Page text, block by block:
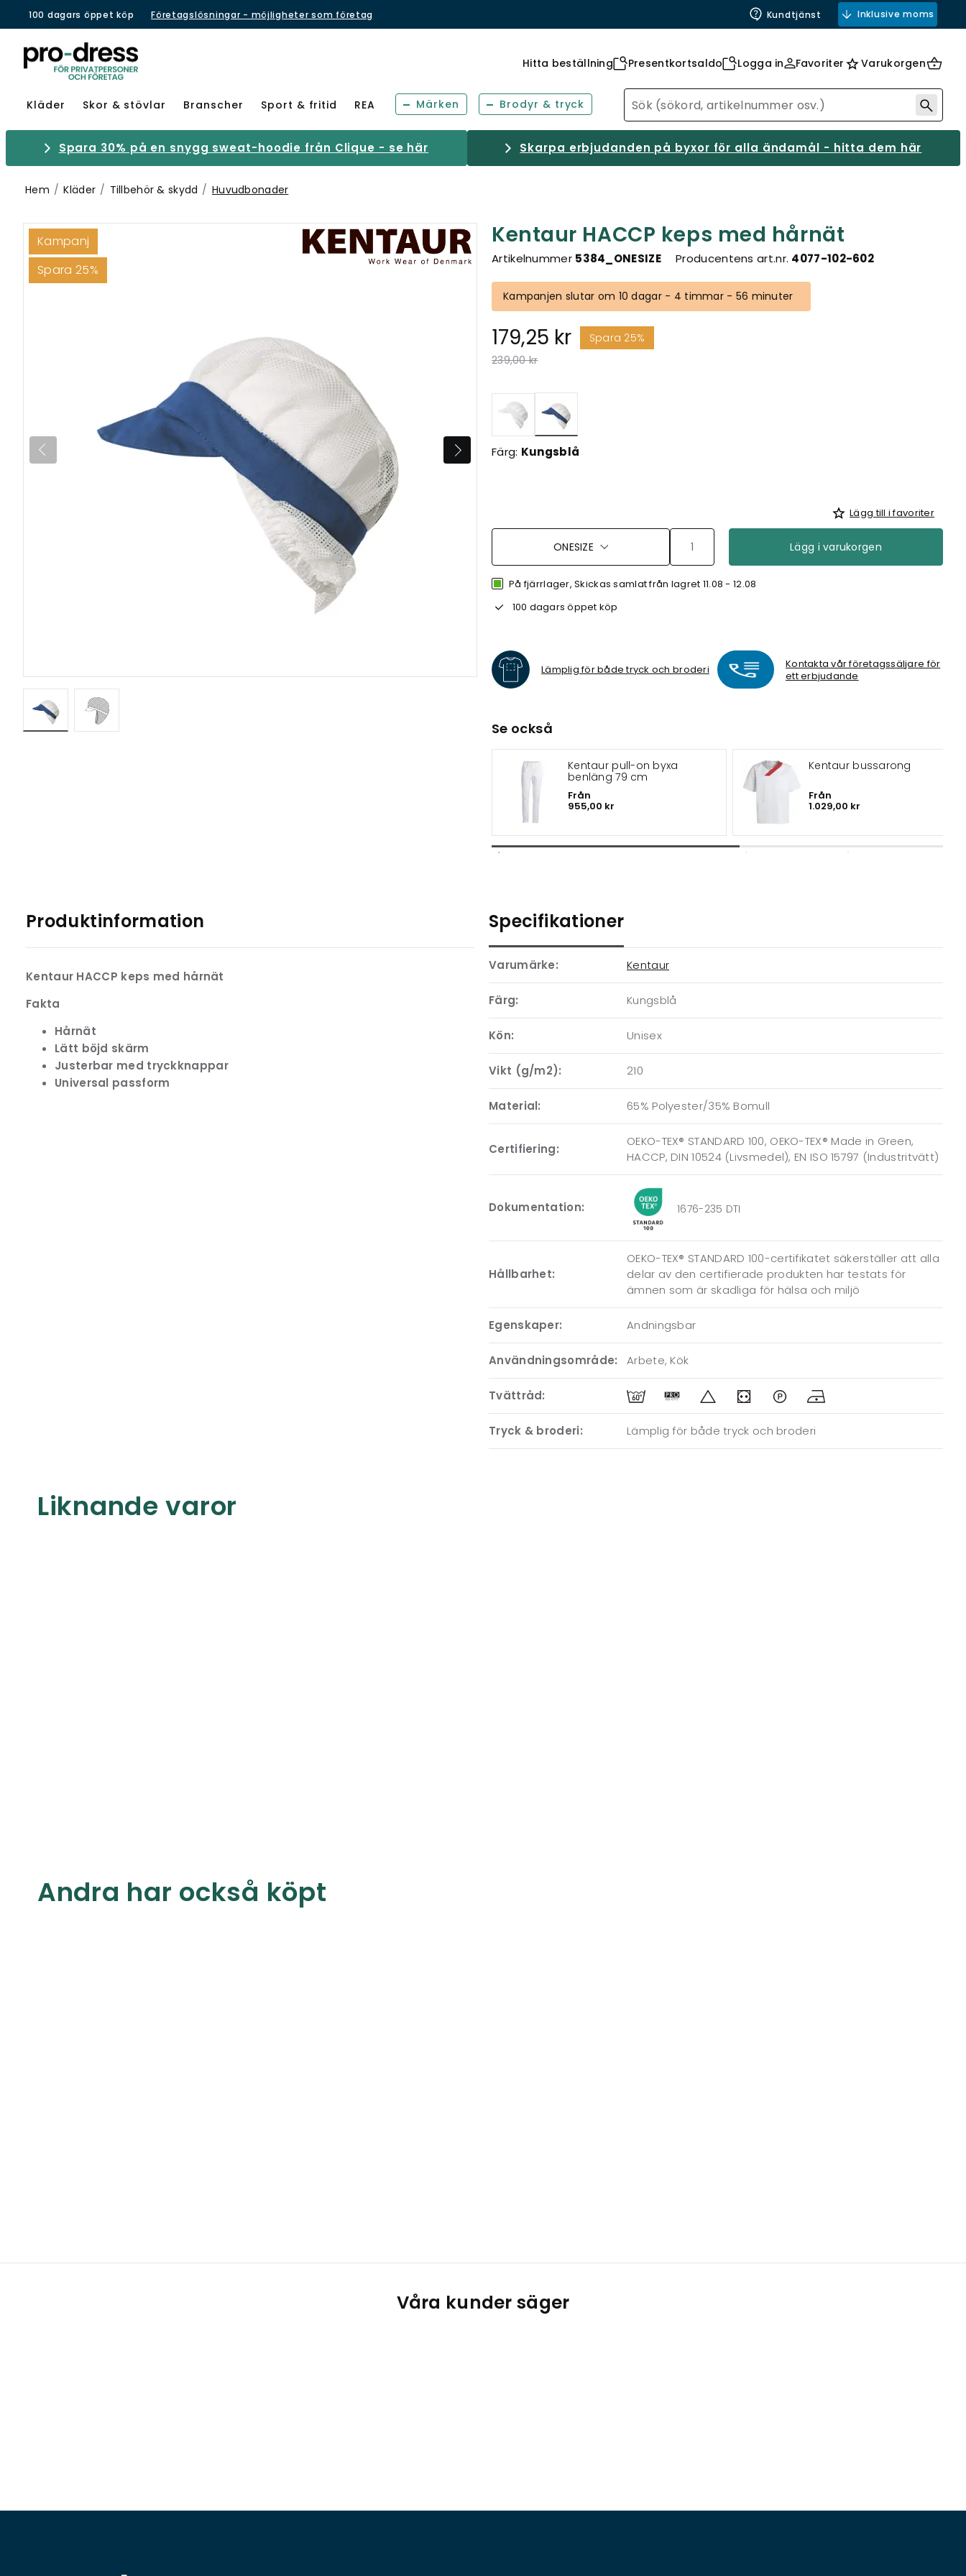
100 dagars öppet köp Företagslösningar - möjligheter som företag Kundtjänst Inklusive moms
Hitta beställning Presentkortsaldo Logga in Favoriter Varukorgen
Kläder Skor & stövlar Branscher Sport & fritid REA Märken Brodyr & tryck
Spara 30% på en snygg sweat-hoodie från Clique - se här Skarpa erbjudanden på byxor för alla ändamål - hitta dem här
Hem Kläder Tillbehör & skydd Huvudbonader
Kampanj
Spara 25%
Kentaur HACCP keps med hårnät
Artikelnummer 5384_ONESIZE Producentens art.nr. 4077-102-602
Kampanjen slutar om 10 dagar - 4 timmar - 56 minuter
179,25 kr
Spara 25%
Pris nedsatt från
239,00 krtill
Valda
Färg: Kungsblå
Lägg till i favoriter
ONESIZE Lägg i varukorgen
På fjärrlager, Skickas samlat från lagret 11.08 - 12.08
100 dagars öppet köp
Lämplig för både tryck och broderi
Kontakta vår företagssäljare för
ett erbjudande
Se också
Kentaur pull-on byxa
benläng 79 cm
Från
955,00 kr
Kentaur bussarong
Från
1.029,00 kr
Produktinformation
Kentaur HACCP keps med hårnät
Fakta
Hårnät
Lätt böjd skärm
Justerbar med tryckknappar
Universal passform
Specifikationer
Varumärke: Kentaur
Färg: Kungsblå
Kön: Unisex
Vikt (g/m2): 210
Material: 65% Polyester/35% Bomull
Certifiering:
OEKO-TEX® STANDARD 100, OEKO-TEX® Made in Green,
HACCP, DIN 10524 (Livsmedel), EN ISO 15797 (Industritvätt)
Dokumentation: 1676-235 DTI
Hållbarhet:
OEKO-TEX® STANDARD 100-certifikatet säkerställer att alla
delar av den certifierade produkten har testats för
ämnen som är skadliga för hälsa och miljö
Egenskaper: Andningsbar
Användningsområde: Arbete, Kök
Tvättråd:
Tryck & broderi: Lämplig för både tryck och broderi
Liknande varor
Andra har också köpt
Våra kunder säger